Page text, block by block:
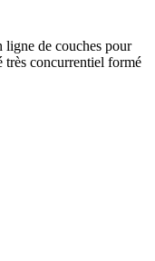
ligne de couches pour
très concurrentiel formé